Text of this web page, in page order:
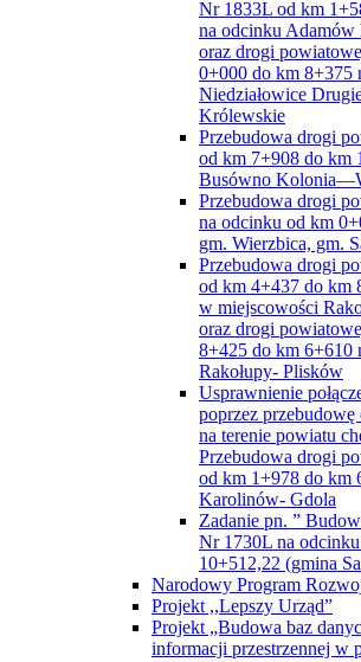
Nr 1833L od km
na odcinku Adamów
oraz drogi
0+000 do km 8+375
Niedziałowice
Królewskie
Przebudowa drogi
od km 7+908 do km
Busówno
Przebudowa drogi
na odcinku od km
gm. Wierzbica, gm.
Przebudowa drogi
od km 4+437 do km
w miejscowości
oraz drogi
8+425 do km 6+610
Rakołupy- Plisków
Usprawnienie
poprzez
na terenie powiatu
Przebudowa drogi
od km 1+978 do km
Karolinów- Gdola
Zadanie pn. ”
Nr 1730L na
10+512,22 (gmina
Narodowy Program
Projekt ,,Lepszy Urząd”
Projekt „Budowa baz
informacji przestrzennej w